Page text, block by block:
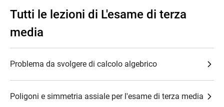
Tutti le lezioni di L'esame di terza
media
Problema da svolgere di calcolo algebrico
Poligoni e simmetria assiale per l'esame di terza media